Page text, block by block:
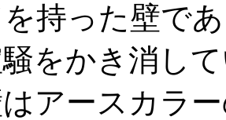
持った壁で
をかき消し
アースカラ